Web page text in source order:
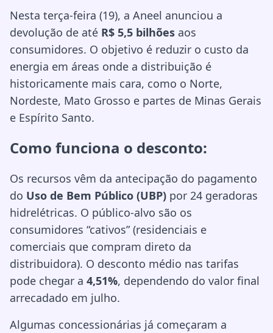
Nesta terça-feira (19), a Aneel anunciou a
devolução de até R$ 5,5 bilhões aos
consumidores. O objetivo é reduzir o custo da
energia em áreas onde a distribuição é
historicamente mais cara, como o Norte,
Nordeste, Mato Grosso e partes de Minas Gerais
e Espírito Santo.
Como funciona o desconto:
Os recursos vêm da antecipação do pagamento
do Uso de Bem Público (UBP) por 24 geradoras
hidrelétricas. O público-alvo são os
consumidores “cativos” (residenciais e
comerciais que compram direto da
distribuidora). O desconto médio nas tarifas
pode chegar a 4,51%, dependendo do valor final
arrecadado em julho.
Algumas concessionárias já começaram a